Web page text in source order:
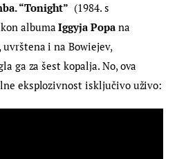
“Tonight” (1984. s
albuma Iggyja Popa na
i na Bowiejev,
ga za šest kopalja. No, ova
eksplozivnost isključivo uživo: